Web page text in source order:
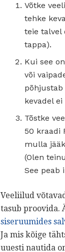
Võtke
tehke
teie talvel
tappa).
Kui see
või
kevadel
Tõstke
50 kraadi
mulla
(Olen
See peab
Veeliilud
tasub proovida.
siseruumides
Ja mis kõige
uuesti nautida